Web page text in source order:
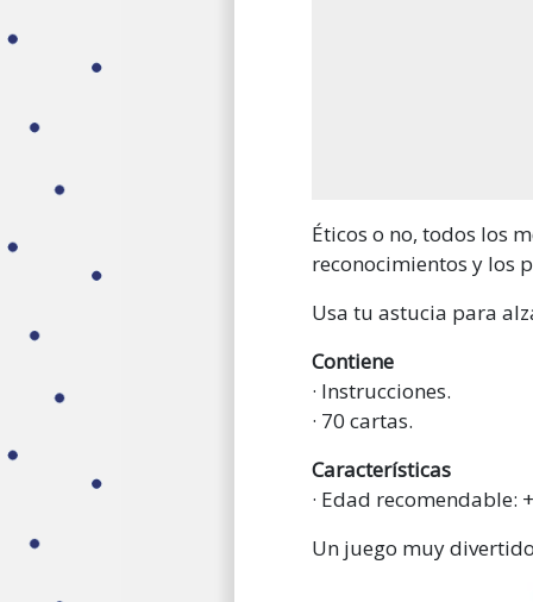
Éticos o no, todos los
reconocimientos y los
Usa tu astucia para
Contiene
· Instrucciones.
· 70 cartas.
Características
· Edad recomendable:
Un juego muy